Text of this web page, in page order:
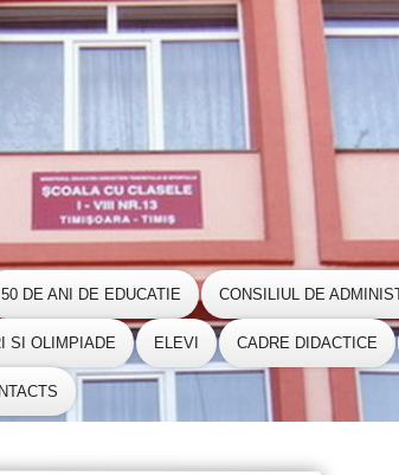
50 DE ANI DE EDUCATIE CONSILIUL DE
SI OLIMPIADE ELEVI CADRE DIDACTICE